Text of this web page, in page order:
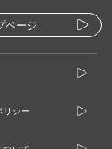
ページ
リシー